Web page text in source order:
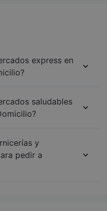
express en
saludables
y
pedir a